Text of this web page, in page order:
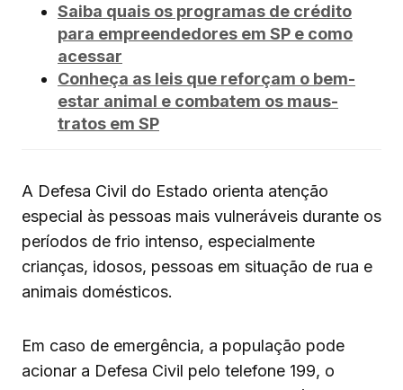
Saiba quais os programas de crédito
para empreendedores em SP e como
acessar
Conheça as leis que reforçam o bem-
estar animal e combatem os maus-
tratos em SP
A Defesa Civil do Estado orienta atenção
especial às pessoas mais vulneráveis durante os
períodos de frio intenso, especialmente
crianças, idosos, pessoas em situação de rua e
animais domésticos.
Em caso de emergência, a população pode
acionar a Defesa Civil pelo telefone 199, o